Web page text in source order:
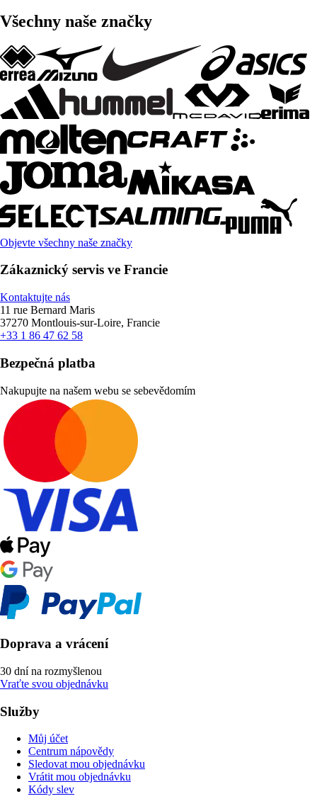
Všechny naše značky
Objevte všechny naše značky
Zákaznický servis ve Francie
Kontaktujte nás
11 rue Bernard Maris
37270 Montlouis-sur-Loire, Francie
+33 1 86 47 62 58
Bezpečná platba
Nakupujte na našem webu se sebevědomím
Doprava a vrácení
30 dní na rozmyšlenou
Vraťte svou objednávku
Služby
Můj účet
Centrum nápovědy
Sledovat mou objednávku
Vrátit mou objednávku
Kódy slev